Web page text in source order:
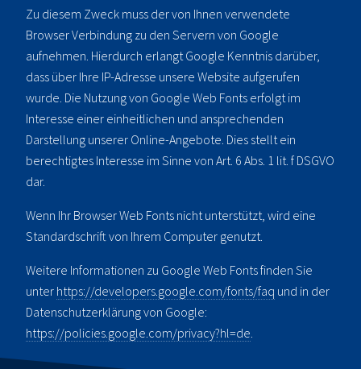
Zu diesem Zweck muss der von Ihnen verwendete
Browser Verbindung zu den Servern von Google
aufnehmen. Hierdurch erlangt Google Kenntnis darüber,
dass über Ihre IP-Adresse unsere Website aufgerufen
wurde. Die Nutzung von Google Web Fonts erfolgt im
Interesse einer einheitlichen und ansprechenden
Darstellung unserer Online-Angebote. Dies stellt ein
berechtigtes Interesse im Sinne von Art. 6 Abs. 1 lit. f DSGVO
dar.
Wenn Ihr Browser Web Fonts nicht unterstützt, wird eine
Standardschrift von Ihrem Computer genutzt.
Weitere Informationen zu Google Web Fonts finden Sie
unter https://developers.google.com/fonts/faq und in der
Datenschutzerklärung von Google:
https://policies.google.com/privacy?hl=de.